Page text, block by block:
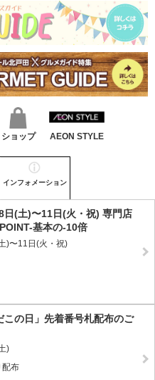
ショップ AEON STYLE
インフォメーション
8日(土)〜11日(火・祝) 専門店
基本の-10倍
)〜11日(火・祝)
この日」先着番号札配布のご
)
配布